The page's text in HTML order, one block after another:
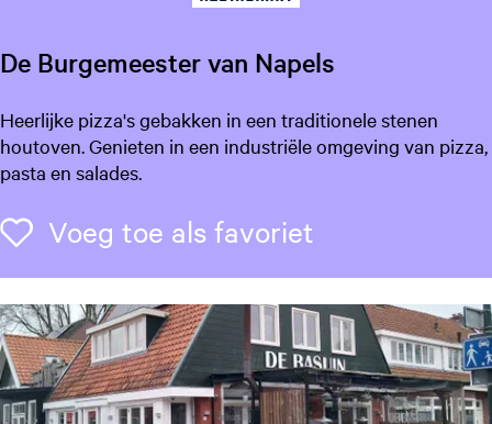
De Burgemeester van Napels
D
e
B
r
e
m
e
e
s
t
Heerlijke pizza's gebakken in een traditionele stenen
houtoven. Genieten in een industriële omgeving van pizza,
pasta en salades.
Voeg toe als favoriet